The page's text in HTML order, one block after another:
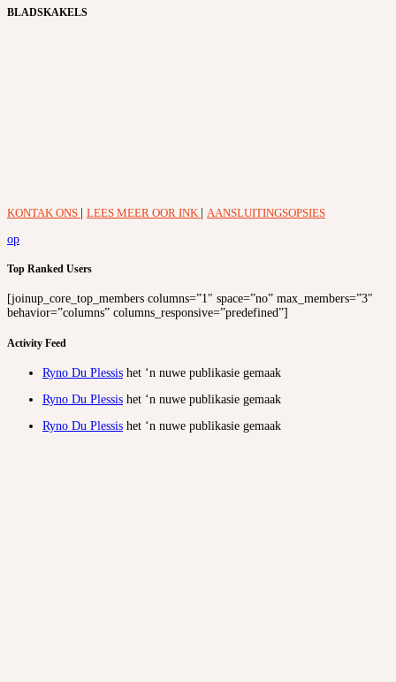
BLADSKAKELS
KONTAK ONS | LEES MEER OOR INK | AANSLUITINGSOPSIES
op
Top Ranked Users
[joinup_core_top_members columns=”1″ space=”no” max_members=”3″
behavior=”columns” columns_responsive=”predefined”]
Activity Feed
Ryno Du Plessis het ‘n nuwe publikasie gemaak
Ryno Du Plessis het ‘n nuwe publikasie gemaak
Ryno Du Plessis het ‘n nuwe publikasie gemaak